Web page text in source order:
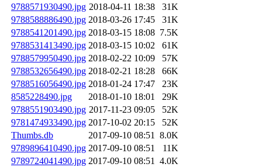
9788571930490.jpg 2018-04-11 18:38
31K
9788588886490.jpg 2018-03-26 17:45
31K
9788541201490.jpg 2018-03-15 18:08 7.5K
9788531413490.jpg 2018-03-15 10:02
61K
9788579950490.jpg 2018-02-22 10:09
57K
9788532656490.jpg 2018-02-21 18:28
66K
9788516056490.jpg 2018-01-24 17:47
23K
8585228490.jpg
2018-01-10 18:01
29K
9788551903490.jpg 2017-11-23 09:05
52K
9781474933490.jpg 2017-10-02 20:15
52K
Thumbs.db
2017-09-10 08:51 8.0K
9789896410490.jpg 2017-09-10 08:51
11K
9789724041490.jpg 2017-09-10 08:51 4.0K